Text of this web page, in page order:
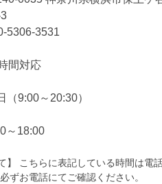
5306-3531
間対応
（9:00～20:30）
～18:00
】 こちらに表記している時間は
ずお電話にてご確認ください。